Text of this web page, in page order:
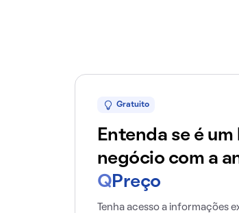
Gratuito
Entenda se é um
negócio com a
Q Preço
Tenha acesso a informações